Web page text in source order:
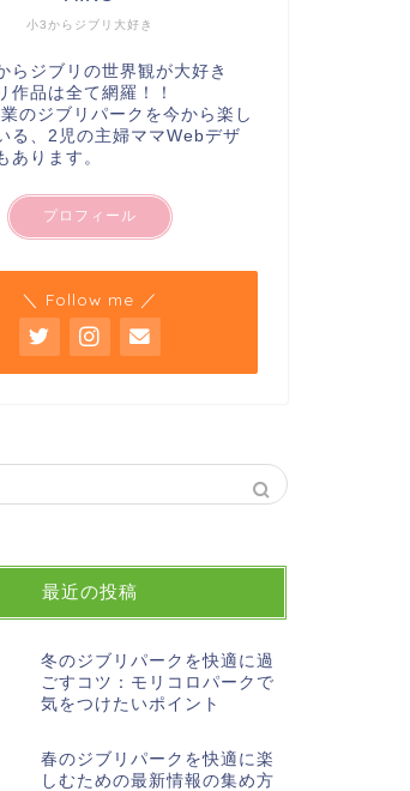
小3からジブリ大好き
らジブリの世界観が大好き
作品は全て網羅！！
のジブリパークを今から楽し
る、2児の主婦ママWebデザ
あります。
プロフィール
＼ Follow me ／
最近の投稿
冬のジブリパークを快適に過
ごすコツ：モリコロパークで
気をつけたいポイント
春のジブリパークを快適に楽
しむための最新情報の集め方